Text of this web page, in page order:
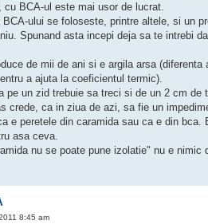
BCA-ul este mai usor de lucrat.
BCA-ului se foloseste, printre altele, si un
Spunand asta incepi deja sa te intrebi
de mii de ani si e argila arsa (diferenta
a ajuta la coeficientul termic).
pe un zid trebuie sa treci si de un 2 cm de
crede, ca in ziua de azi, sa fie un
e peretele din caramida sau ca e din bca.
asa ceva.
nu se poate pune izolatie" nu e nimic
8:45 am